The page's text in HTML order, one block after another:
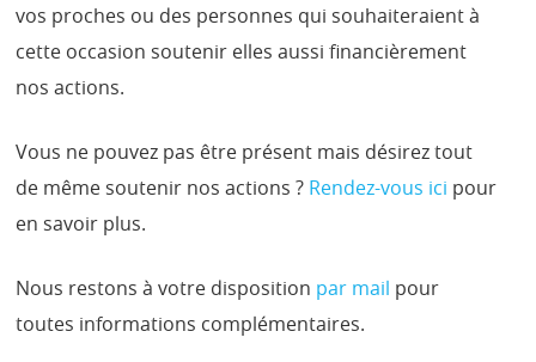
vos proches ou des personnes qui souhaiteraient à
cette occasion soutenir elles aussi financièrement
nos actions.
Vous ne pouvez pas être présent mais désirez tout
de même soutenir nos actions ? Rendez-vous ici pour
en savoir plus.
Nous restons à votre disposition par mail pour
toutes informations complémentaires.